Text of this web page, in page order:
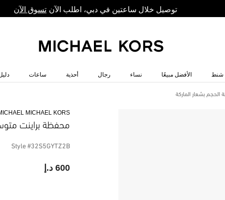
توصيل خلال ساعتين في دبي، اطلب الآن تسوق الآن
شنط الأفضل مبيعًا نساء رجال أحذية ساعات
بشعار الماركة
MICHAEL KORS
محفظة براينت
Style #32S5GYTZ2B
600 د.إ